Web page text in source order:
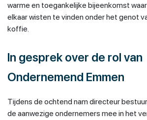
warme en toegankelijke bijeenkomst
elkaar wisten te vinden onder het genot
koffie.
In gesprek over de rol van
Ondernemend Emmen
Tijdens de ochtend nam directeur
de aanwezige ondernemers mee in het